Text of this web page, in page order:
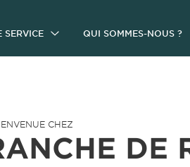
SERVICE QUI SOMMES-NOUS ?
CHEZ
DE